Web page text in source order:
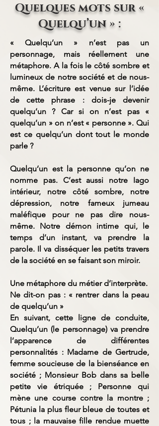
Quelques mots sur «
Quelqu’un » :
« Quelqu’un » n’est pas un
personnage, mais réellement une
métaphore. A la fois le côté sombre et
lumineux de notre société et de nous-
même. L’écriture est venue sur l’idée
de cette phrase : dois-je devenir
quelqu’un ? Car si on n’est pas «
quelqu’un » on n’est « personne ». Qui
est ce quelqu’un dont tout le monde
parle ?
Quelqu’un est la personne qu’on ne
nomme pas. C’est aussi notre Iago
intérieur, notre côté sombre, notre
dépression, notre fameux jumeau
maléfique pour ne pas dire nous-
même. Notre démon intime qui, le
temps d’un instant, va prendre la
parole. Il va disséquer les petits travers
de la société en se faisant son miroir.
Une métaphore du métier d’interprète.
Ne dit-on pas : « rentrer dans la peau
de quelqu’un »
En suivant, cette ligne de conduite,
Quelqu’un (le personnage) va prendre
l’apparence de différentes
personnalités : Madame de Gertrude,
femme soucieuse de la bienséance en
société ; Monsieur Bob dans sa belle
petite vie étriquée ; Personne qui
mène une course contre la montre ;
Pétunia la plus fleur bleue de toutes et
tous ; la mauvaise fille rendue muette